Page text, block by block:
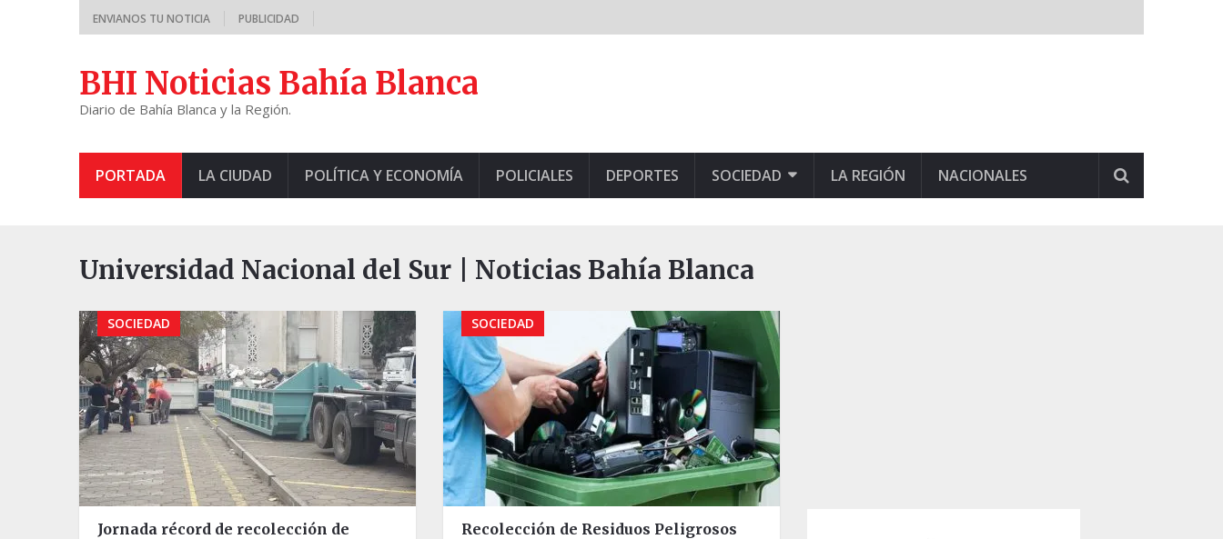
ENVIANOS TU NOTICIA PUBLICIDAD
BHI Noticias Bahía Blanca
Diario de Bahía Blanca y la Región.
PORTADA LA CIUDAD POLÍTICA Y ECONOMÍA POLICIALES DEPORTES SOCIEDAD LA REGIÓN NACIONALES
Universidad Nacional del Sur | Noticias Bahía Blanca
SOCIEDAD
Jornada récord de recolección de
SOCIEDAD
Recolección de Residuos Peligrosos